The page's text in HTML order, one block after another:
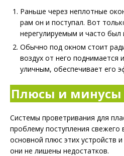
Раньше через неплотные
рам он и поступал. Вот
нерегулируемым и часто был
Обычно под окном стоит
воздух от него поднимается
уличным, обеспечивает его
Плюсы и минусы
Системы проветривания для
проблему поступления свежего
основной плюс этих устройств
они не лишены недостатков.